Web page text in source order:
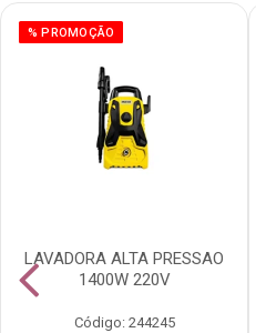
% PROMOÇÃO
LAVADORA ALTA PRESSAO
1400W 220V
Código: 244245